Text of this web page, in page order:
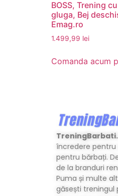
BOSS, Trening
gluga, Bej
Emag.ro
1.499,99 lei
Comanda acum
încredere
pentru bărbați.
de la branduri
Puma și multe
găsești